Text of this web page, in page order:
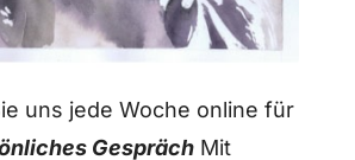
uns jede Woche online für
Gespräch Mit